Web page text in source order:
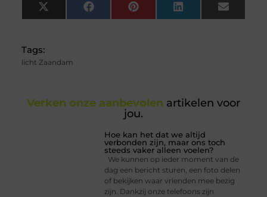
X
(Twitter)
FacebookPinterest LinkedIn Email
Tags:
licht Zaandam
Verken onze aanbevolen artikelen voor
jou.
Hoe kan het dat we altijd
verbonden zijn, maar ons toch
steeds vaker alleen voelen?
We kunnen op ieder moment van de
dag een bericht sturen, een foto delen
of bekijken waar vrienden mee bezig
zijn. Dankzij onze telefoons zijn